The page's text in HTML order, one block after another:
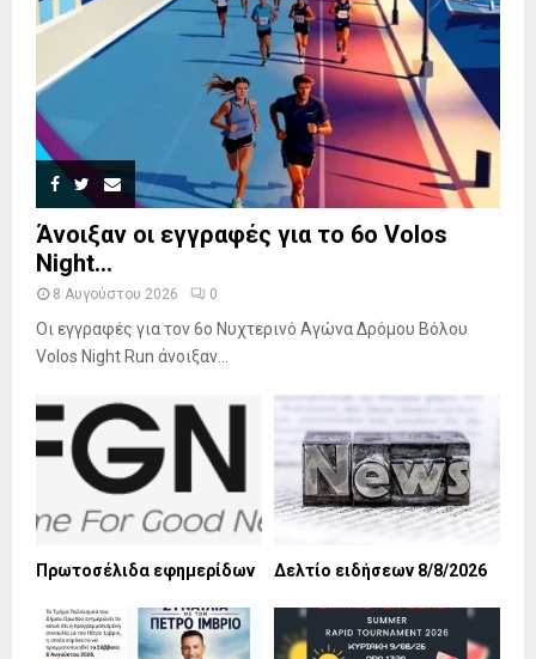
Άνοιξαν οι εγγραφές για το 6ο Volos
Night...
8 Αυγούστου 2026 0
Οι εγγραφές για τον 6ο Νυχτερινό Αγώνα Δρόμου Βόλου
Volos Night Run άνοιξαν...
Πρωτοσέλιδα εφημερίδων Δελτίο ειδήσεων 8/8/2026